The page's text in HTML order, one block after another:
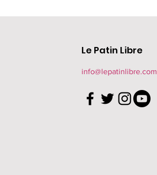
Le Patin Libre
info@lepatinlibre.com